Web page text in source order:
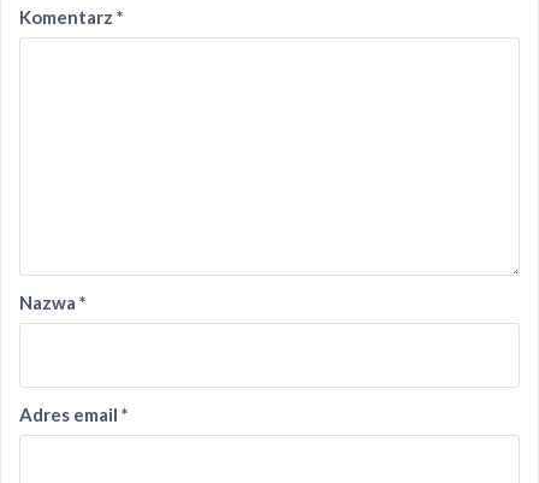
Komentarz *
Nazwa *
Adres email *